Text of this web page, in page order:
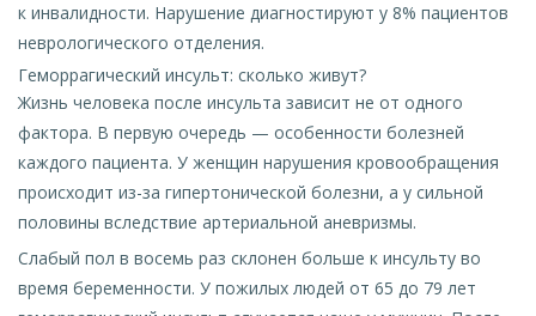
к инвалидности. Нарушение диагностируют у 8% пациентов
неврологического отделения.
Геморрагический инсульт: сколько живут?
Жизнь человека после инсульта зависит не от одного
фактора. В первую очередь — особенности болезней
каждого пациента. У женщин нарушения кровообращения
происходит из-за гипертонической болезни, а у сильной
половины вследствие артериальной аневризмы.
Слабый пол в восемь раз склонен больше к инсульту во
время беременности. У пожилых людей от 65 до 79 лет